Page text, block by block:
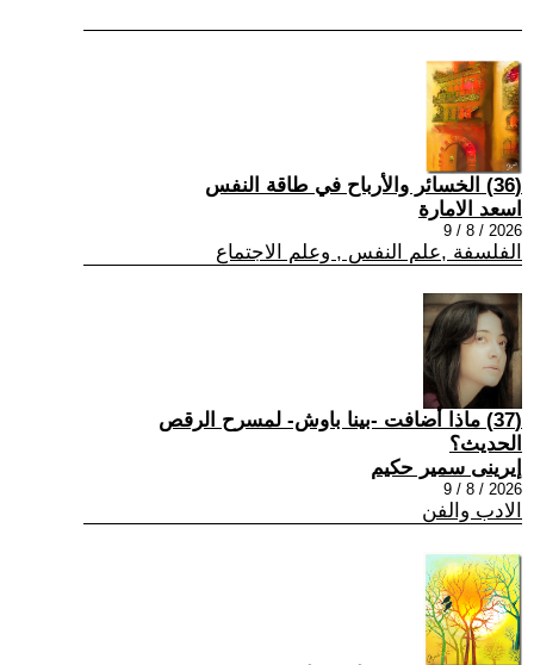
(36) الخسائر والأرباح في طاقة النفس
اسعد الامارة
2026 / 8 / 9
الفلسفة ,علم النفس , وعلم الاجتماع
(37) ماذا أضافت -بينا باوش- لمسرح الرقص
الحديث؟
إيرينى سمير حكيم
2026 / 8 / 9
الادب والفن